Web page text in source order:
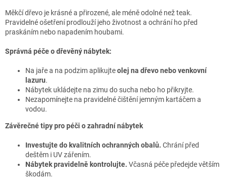
Měkčí dřevo je krásné a přirozené, ale méně odolné než teak.
Pravidelné ošetření prodlouží jeho životnost a ochrání ho před
praskáním nebo napadením houbami.
Správná péče o dřevěný nábytek:
Na jaře a na podzim aplikujteolej na dřevo nebo venkovní
lazuru.
Nábytek ukládejte na zimu do sucha nebo ho přikryjte.
Nezapomínejte na pravidelné čištění jemným kartáčem a
vodou.
Závěrečné tipy pro péči o zahradní nábytek
Investujte do kvalitních ochranných obalů. Chrání před
deštěm i UV zářením.
Nábytek pravidelně kontrolujte. Včasná péče předejde větším
škodám.